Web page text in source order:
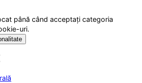
până când acceptați categoria
uri.